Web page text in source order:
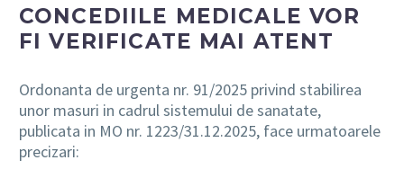
CONCEDIILE MEDICALE VOR
FI VERIFICATE MAI ATENT
Ordonanta de urgenta nr. 91/2025 privind stabilirea
unor masuri in cadrul sistemului de sanatate,
publicata in MO nr. 1223/31.12.2025, face urmatoarele
precizari: